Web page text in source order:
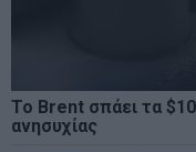
Το Brent σπάει τα
ανησυχίας